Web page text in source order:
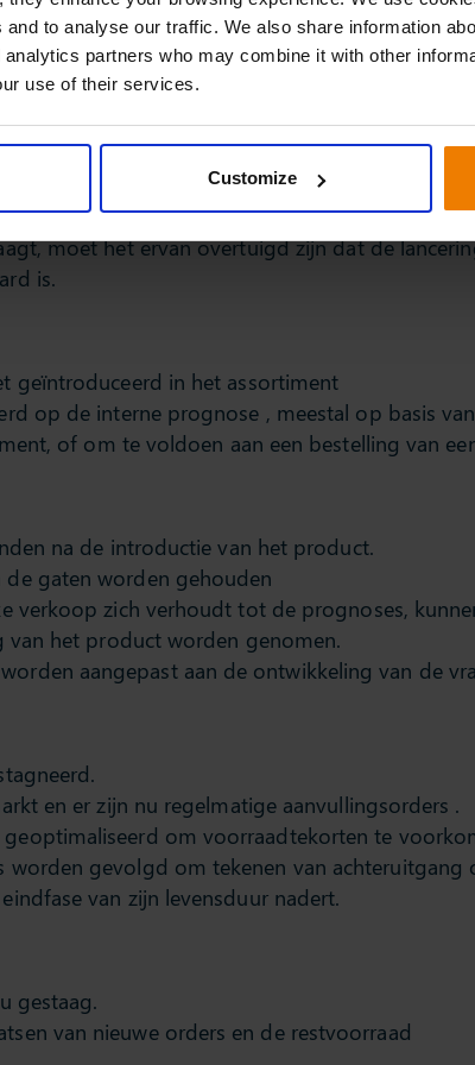
to analyse our traffic. We also share information
partners who may combine it with other
use of their services.
Customize
die uit vijf fasen bestaat:
product kans van slagen heeft.
moet het ervan overtuigd zijn dat de
is.
geïntroduceerd in het assortiment
op de interne prognose , meestal op basis
of om te voldoen aan een bestelling van
na de introductie van het product.
gaten worden gehouden
verkoop zich verhoudt tot de prognoses,
het product worden genomen.
aangepast aan de ontwikkeling van de
en er zijn nu regelmatige aanvullingsorders .
om voorraadtekorten te
worden gevolgd om tekenen van achteruitgang
van zijn levensduur nadert.
gestaag.
van nieuwe orders en de restvoorraad